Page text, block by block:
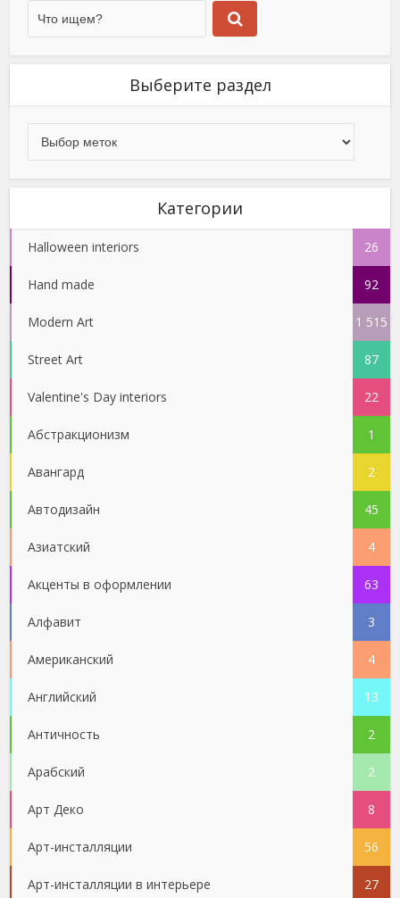
Выберите раздел
Категории
Halloween interiors 26
Hand made 92
Modern Art 1 515
Street Art 87
Valentine's Day interiors 22
Абстракционизм 1
Авангард 2
Автодизайн 45
Азиатский 4
Акценты в оформлении 63
Алфавит 3
Американский 4
Английский 13
Античность 2
Арабский 2
Арт Деко 8
Арт-инсталляции 56
Арт-инсталляции в интерьере 27